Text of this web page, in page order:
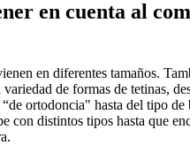
en cuenta al
en diferentes tamaños.
de formas de tetinas,
“de ortodoncia" hasta del tipo de
con distintos tipos hasta que